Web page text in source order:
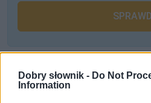
Dobry słownik - Do Not
Information
Często sprawdzane